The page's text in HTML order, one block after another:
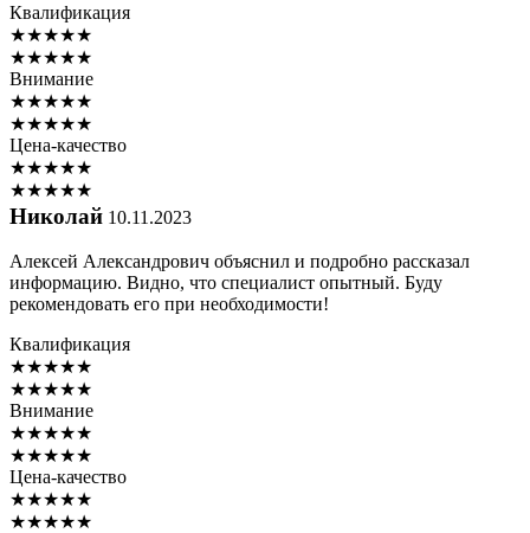
Квалификация
★★★★★
★★★★★
Внимание
★★★★★
★★★★★
Цена-качество
★★★★★
★★★★★
Николай 10.11.2023
Алексей Александрович объяснил и подробно рассказал
информацию. Видно, что специалист опытный. Буду
рекомендовать его при необходимости!
Квалификация
★★★★★
★★★★★
Внимание
★★★★★
★★★★★
Цена-качество
★★★★★
★★★★★